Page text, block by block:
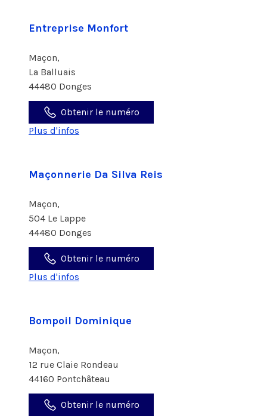
Entreprise Monfort
Maçon,
La Balluais
44480 Donges
Obtenir le numéro
Plus d'infos
Maçonnerie Da Silva Reis
Maçon,
504 Le Lappe
44480 Donges
Obtenir le numéro
Plus d'infos
Bompoil Dominique
Maçon,
12 rue Claie Rondeau
44160 Pontchâteau
Obtenir le numéro